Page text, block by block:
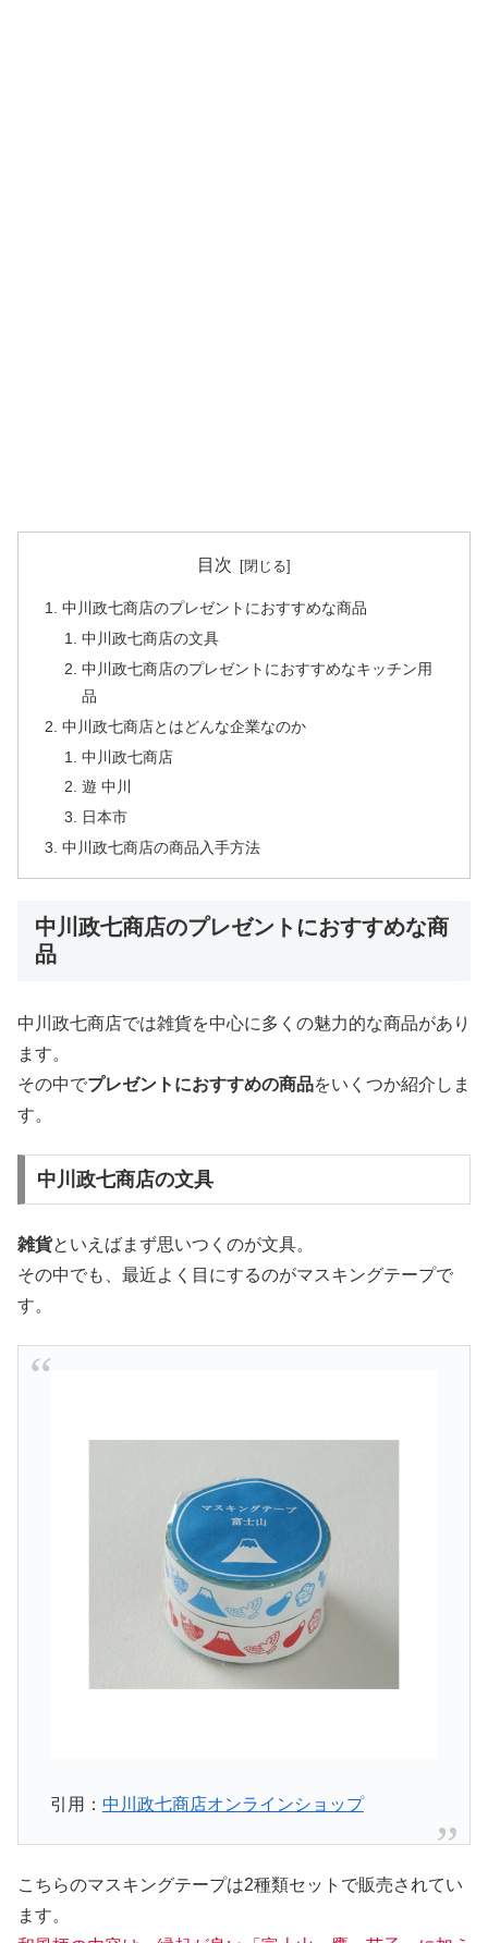
目次
中川政七商店のプレゼントにおすすめな商品
中川政七商店の文具
中川政七商店のプレゼントにおすすめなキッチン用
品
中川政七商店とはどんな企業なのか
中川政七商店
遊 中川
日本市
中川政七商店の商品入手方法
中川政七商店のプレゼントにおすすめな商
品
中川政七商店では雑貨を中心に多くの魅力的な商品があり
ます。
その中でプレゼント におすすめの商品をいくつか紹介しま
す。
中川政七商店の文具
雑貨といえばまず思いつくのが文具。
その中でも、最近よく目にするのがマスキングテープで
す。
引用： 中川政七商店オンラインショップ
こちらのマスキングテープは2種類セットで販売されてい
ます。